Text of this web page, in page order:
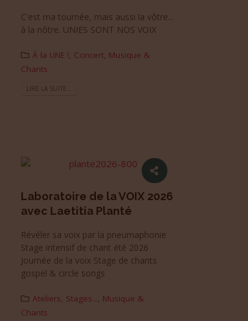
C'est ma tournée, mais aussi la vôtre...
à la nôtre. UNIES SONT NOS VOIX
À la UNE !, Concert, Musique &
Chants
LIRE LA SUITE...
Laboratoire de la VOIX 2026
avec Laetitia Planté
Révéler sa voix par la pneumaphonie
Stage intensif de chant été 2026
Journée de la voix Stage de chants
gospel & circle songs
Ateliers, Stages..., Musique &
Chants